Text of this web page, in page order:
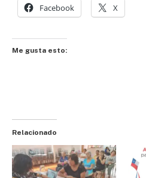
Facebook X
Me gusta esto:
Relacionado